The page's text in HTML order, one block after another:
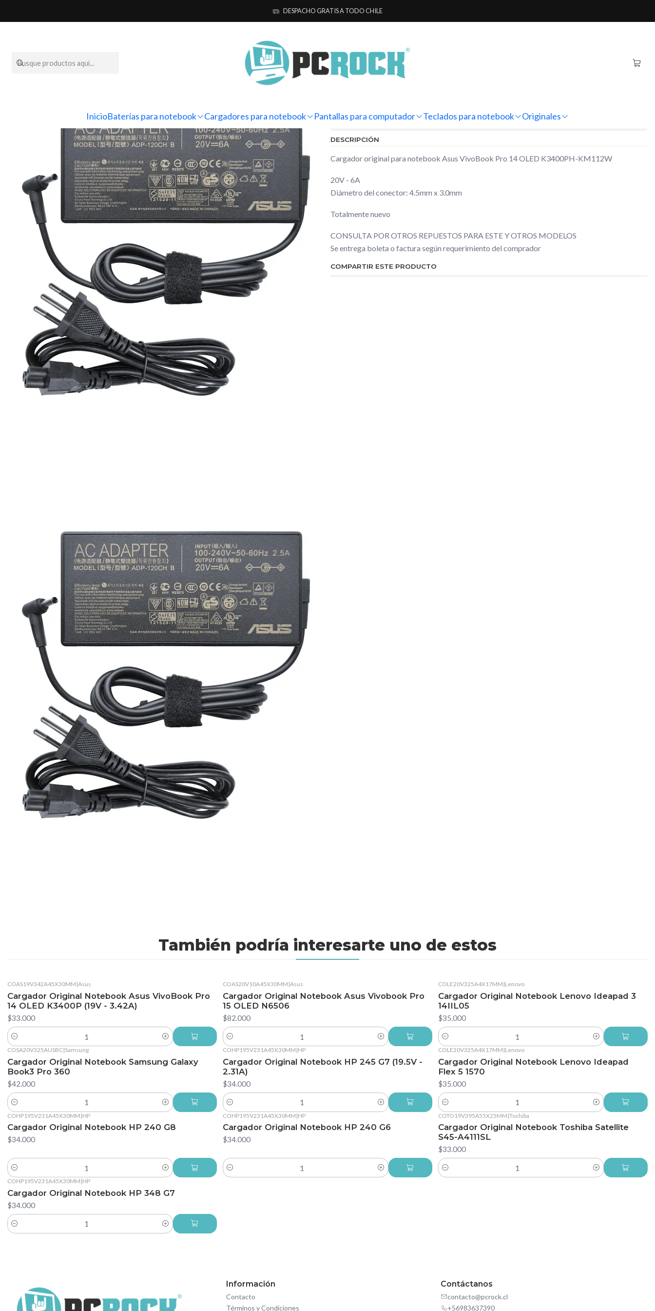
InicioBaterías para notebook Cargadores para notebook Pantallas para computador Teclados para notebook Originales
DESPACHO GRATIS A TODO CHILE
Asus Cargador Original Notebook Asus VivoBook Pro 14 OLED K3400PH-KM112W
Cargador Original Notebook Asus
VivoBook Pro 14 OLED K3400PH-
Mostrar stock de ubicaciones
DESCRIPCIÓN
Cargador original para notebook Asus VivoBook Pro 14 OLED K3400PH-KM112W
20V - 6A
Diámetro del conector: 4.5mm x 3.0mm
Totalmente nuevo
CONSULTA POR OTROS REPUESTOS PARA ESTE Y OTROS MODELOS
Se entrega boleta o factura según requerimiento del comprador
COMPARTIR ESTE PRODUCTO
También podría interesarte uno de estos
COAS19V342A45X30MM |Asus
Cargador Original Notebook Asus VivoBook Pro
14 OLED K3400P (19V - 3.42A)
$33.000
Cantidad
COAS20V10A45X30MM |Asus
Cargador Original Notebook Asus Vivobook Pro
15 OLED N6506
$82.000
Cantidad
COLE20V325A4X17MM |Lenovo
Cargador Original Notebook Lenovo Ideapad 3
14IIL05
$35.000
Cantidad
COSA20V325AUSBC|Samsung
Cargador Original Notebook Samsung Galaxy
Book3 Pro 360
$42.000
Cantidad
COHP195V231A45X30MM |HP
Cargador Original Notebook HP 245 G7 (19.5V -
2.31A)
$34.000
Cantidad
COLE20V325A4X17MM |Lenovo
Cargador Original Notebook Lenovo Ideapad
Flex 5 1570
$35.000
Cantidad
COHP195V231A45X30MM |HP
Cargador Original Notebook HP 240 G8
$34.000
Cantidad
COHP195V231A45X30MM |HP
Cargador Original Notebook HP 240 G6
$34.000
Cantidad
COTO19V395A55X25MM |Toshiba
Cargador Original Notebook Toshiba Satellite
S45-A4111SL
$33.000
Cantidad
COHP195V231A45X30MM |HP
Cargador Original Notebook HP 348 G7
$34.000
Cantidad
Información
Contacto
Términos y Condiciones
Contáctanos
contacto@pcrock.cl
+56983637390